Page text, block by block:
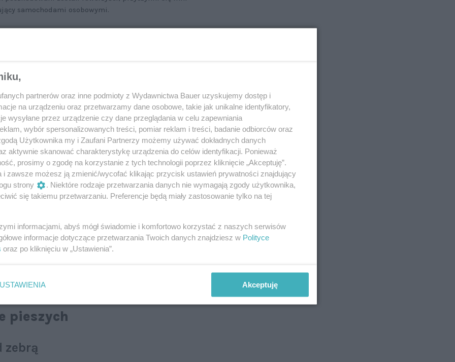
samochodami osobowymi.
uwagę na swoje bezpieczeństwo
powodowanych przez nich były: nieprzestrzeganie
wykonywany manewr skrętu i nieprawidłowe
brak obowiązku wykupienia polisy OCdla
kosztuje zaledwie kilkanaście złotych rocznie.
W związku z tym za wyrządzone szkody
W razie uszkodzenia pojazdu, np. podczas
zwykle ucieka
. Dotyczy to również właścicieli
nie muszą opłacać polisy OC.
przepisów. Warto przypomnieć, że
w kodeksie drogowym.Piesi dostali niemal
dla pieszych.
wręcz kompleksowo zmienione. Niestety,
. Efekt? Nie każdy kierowca wie, jak należy się
lub hulajnogę elektryczną.
dotyczących tzw. niechronionych
pieszych
zebrą
partnerów oraz inne podmioty z Wydawnictwa Bauer uzyskujemy dostęp i
na urządzeniu oraz przetwarzamy dane osobowe, takie jak unikalne identyfikatory,
wysyłane przez urządzenie czy dane przeglądania w celu zapewniania
wybór spersonalizowanych treści, pomiar reklam i treści, badanie odbiorców oraz
Użytkownika my i Zaufani Partnerzy możemy używać dokładnych danych
aktywnie skanować charakterystykę urządzenia do celów identyfikacji. Ponieważ
prosimy o zgodę na korzystanie z tych technologii poprzez kliknięcie „Akceptuję”.
i zawsze możesz ją zmienić/wycofać klikając przycisk ustawień prywatności znajdujący
strony
. Niektóre rodzaje przetwarzania danych nie wymagają zgody użytkownika,
się takiemu przetwarzaniu. Preferencje będą miały zastosowanie tylko na tej
informacjami, abyś mógł świadomie i komfortowo korzystać z naszych serwisów
informacje dotyczące przetwarzania Twoich danych znajdziesz w Polityce
oraz po kliknięciu w „Ustawienia”.
USTAWIENIA Akceptuję